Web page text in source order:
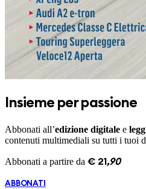
Insieme per passione
Abbonati all’edizione digitale e
contenuti multimediali su tutti i tuoi
Abbonati a partire da € 21 ,90
ABBONATI